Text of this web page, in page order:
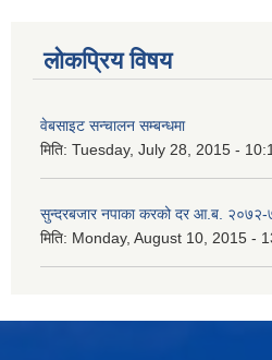
लोकप्रिय विषय
वेबसाइट सन्चालन सम्बन्धमा
मिति: Tuesday, July 28, 2015 -
सुन्दरबजार नपाका करको दर आ.ब. २०७२-
मिति: Monday, August 10, 2015 -